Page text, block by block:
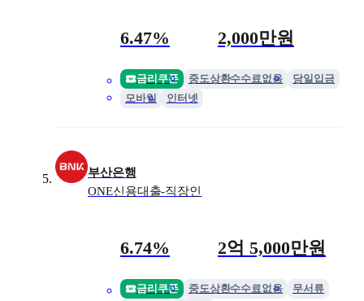
금리6.47%
최대 한도 2,000만원
금리쿠폰 중도상환수수료없음
당일입금
모바일
인터넷
부산은행
ONE신용대출-직장인
금리6.74%
최대 한도 2억 5,000만원
금리쿠폰 중도상환수수료없음
무서류